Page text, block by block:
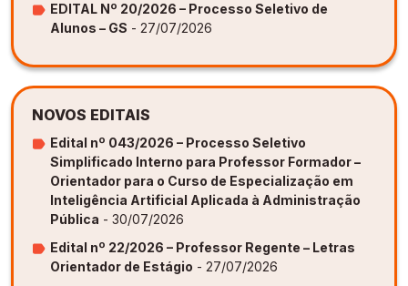
EDITAL Nº 20/2026 – Processo Seletivo de
Alunos – GS - 27/07/2026
NOVOS EDITAIS
Edital nº 043/2026 – Processo Seletivo
Simplificado Interno para Professor Formador –
Orientador para o Curso de Especialização em
Inteligência Artificial Aplicada à Administração
Pública - 30/07/2026
Edital nº 22/2026 – Professor Regente – Letras
Orientador de Estágio - 27/07/2026